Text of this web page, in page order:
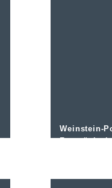
Weinstein-